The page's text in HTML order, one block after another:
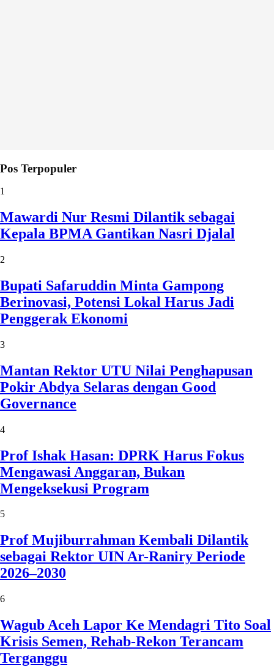
Pos Terpopuler
1
Mawardi Nur Resmi Dilantik sebagai
Kepala BPMA Gantikan Nasri Djalal
2
Bupati Safaruddin Minta Gampong
Berinovasi, Potensi Lokal Harus Jadi
Penggerak Ekonomi
3
Mantan Rektor UTU Nilai Penghapusan
Pokir Abdya Selaras dengan Good
Governance
4
Prof Ishak Hasan: DPRK Harus Fokus
Mengawasi Anggaran, Bukan
Mengeksekusi Program
5
Prof Mujiburrahman Kembali Dilantik
sebagai Rektor UIN Ar-Raniry Periode
2026–2030
6
Wagub Aceh Lapor Ke Mendagri Tito Soal
Krisis Semen, Rehab-Rekon Terancam
Terganggu